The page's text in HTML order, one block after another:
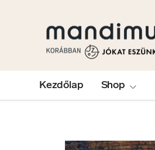
Kezdőlap Shop